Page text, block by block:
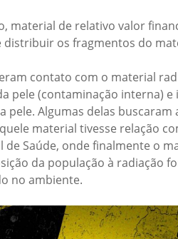
material de relativo valor
distribuir os fragmentos do
contato com o material
pele (contaminação interna)
pele. Algumas delas
material tivesse relação
de Saúde, onde finalmente o
da população à radiação
no ambiente.